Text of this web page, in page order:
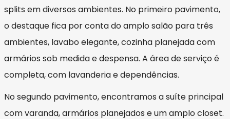
splits em diversos ambientes. No primeiro pavimento,
o destaque fica por conta do amplo salão para três
ambientes, lavabo elegante, cozinha planejada com
armários sob medida e despensa. A área de serviço é
completa, com lavanderia e dependências.
No segundo pavimento, encontramos a suíte principal
com varanda, armários planejados e um amplo closet.